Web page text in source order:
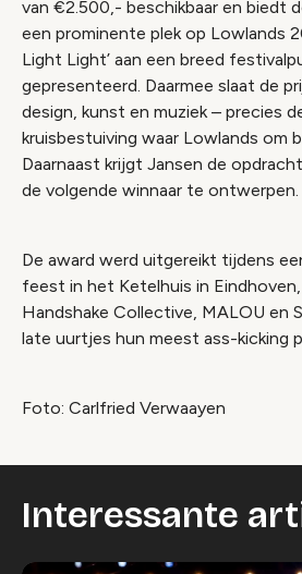
van €2.500,- beschikbaar en biedt
een prominente plek op Lowlands
Light Light’ aan een breed
gepresenteerd. Daarmee slaat de
design, kunst en muziek – precies
kruisbestuiving waar Lowlands om
Daarnaast krijgt Jansen de
de volgende winnaar te ontwerpen.
De award werd uitgereikt tijdens
feest in het Ketelhuis in Eindhoven,
Handshake Collective, MALOU en
late uurtjes hun meest ass-kicking
Foto: Carlfried Verwaayen
Interessante